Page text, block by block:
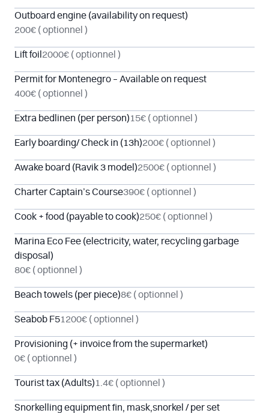
Outboard engine (availability on request)
200€ ( optionnel )
Lift foil 2000€ ( optionnel )
Permit for Montenegro – Available on request
400€ ( optionnel )
Extra bedlinen (per person)15€ ( optionnel )
Early boarding/ Check in (13h)200€ ( optionnel )
Awake board (Ravik 3 model)2500€ ( optionnel )
Charter Captain’s Course390€ ( optionnel )
Cook + food (payable to cook)250€ ( optionnel )
Marina Eco Fee (electricity, water, recycling garbage
disposal)
80€ ( optionnel )
Beach towels (per piece)8€ ( optionnel )
Seabob F51200€ ( optionnel )
Provisioning (+ invoice from the supermarket)
0€ ( optionnel )
Tourist tax (Adults)1.4€ ( optionnel )
Snorkelling equipment fin, mask,snorkel / per set